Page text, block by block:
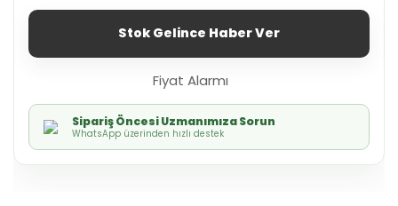
Stok Gelince Haber Ver
Fiyat Alarmı
Sipariş Öncesi Uzmanımıza Sorun
WhatsApp üzerinden hızlı destek